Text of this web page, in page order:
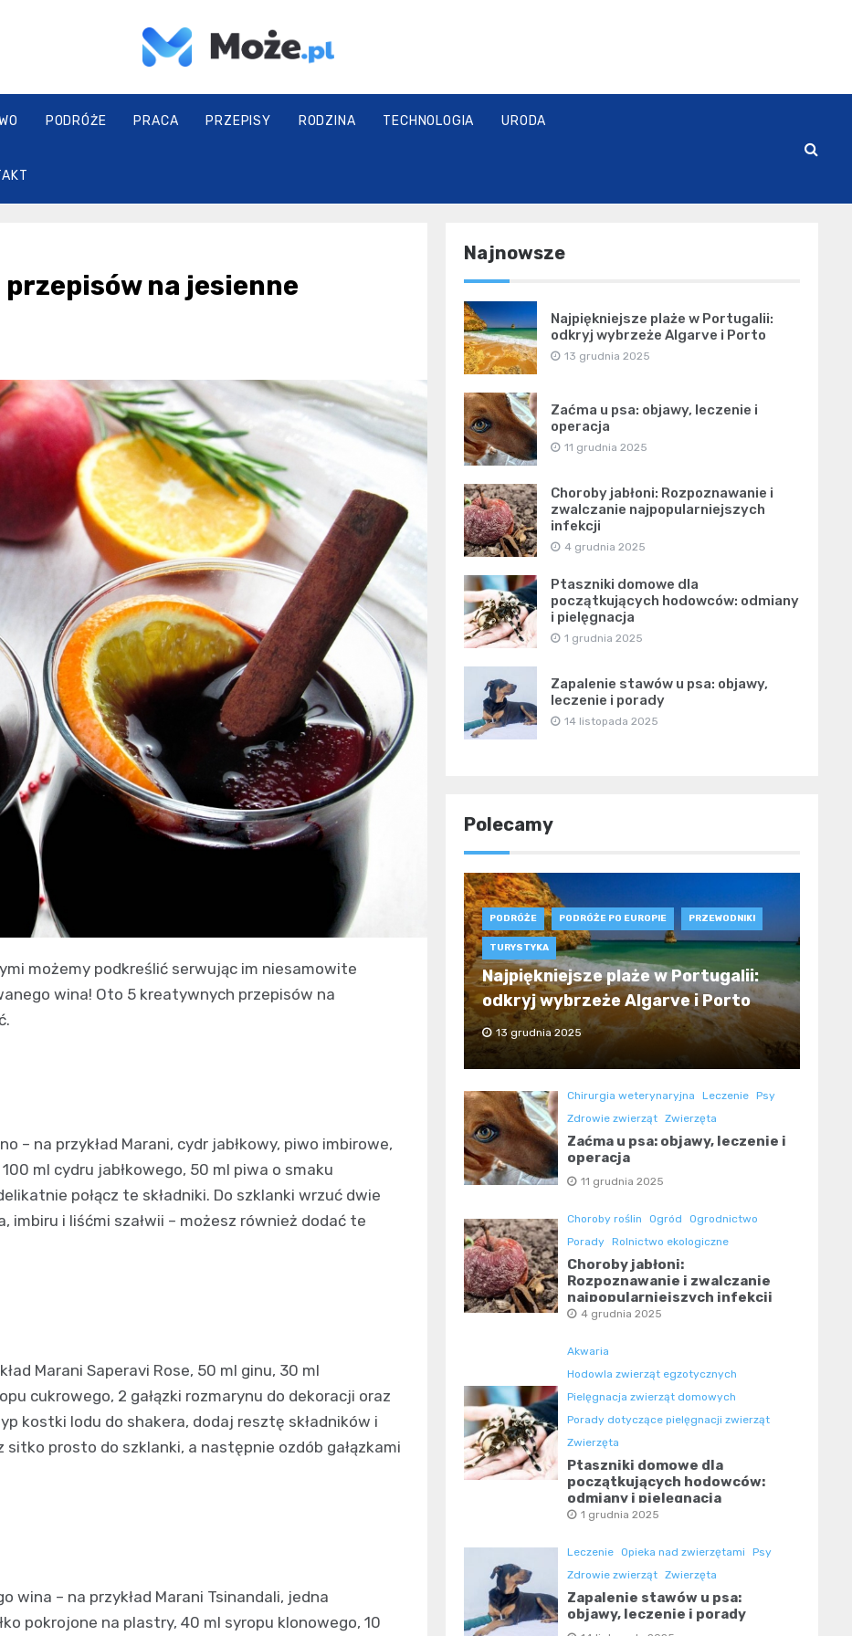
Może.pl
PODRÓŻE PRACA PRZEPISY RODZINA TECHNOLOGIA URODA
na jesienne
możemy podkreślić serwując im niesamowite
wina! Oto 5 kreatywnych przepisów na
– na przykład Marani, cydr jabłkowy, piwo imbirowe,
ml cydru jabłkowego, 50 ml piwa o smaku
połącz te składniki. Do szklanki wrzuć dwie
imbiru i liśćmi szałwii – możesz również dodać te
Marani Saperavi Rose, 50 ml ginu, 30 ml
cukrowego, 2 gałązki rozmarynu do dekoracji oraz
kostki lodu do shakera, dodaj resztę składników i
prosto do szklanki, a następnie ozdób gałązkami
wina – na przykład Marani Tsinandali, jedna
pokrojone na plastry, 40 ml syropu klonowego, 10
Najnowsze
Najpiękniejsze plaże w Portugalii:
odkryj wybrzeże Algarve i Porto
13 grudnia 2025
Zaćma u psa: objawy, leczenie i
operacja
11 grudnia 2025
Choroby jabłoni: Rozpoznawanie i
zwalczanie najpopularniejszych
infekcji
4 grudnia 2025
Ptaszniki domowe dla
początkujących hodowców: odmiany
i pielęgnacja
1 grudnia 2025
Zapalenie stawów u psa: objawy,
leczenie i porady
14 listopada 2025
Polecamy
PODRÓŻE PODRÓŻE PO EUROPIE PRZEWODNIKI
TURYSTYKA
Najpiękniejsze plaże w Portugalii:
odkryj wybrzeże Algarve i Porto
13 grudnia 2025
Chirurgia weterynaryjna Leczenie Psy
Zdrowie zwierząt Zwierzęta
Zaćma u psa: objawy, leczenie i
operacja
11 grudnia 2025
Choroby roślin Ogród
Ogrodnictwo
Porady Rolnictwo ekologiczne
Choroby jabłoni:
Rozpoznawanie i zwalczanie
najpopularniejszych infekcji
4 grudnia 2025
Akwaria
Hodowla zwierząt egzotycznych
Pielęgnacja zwierząt domowych
Porady dotyczące pielęgnacji zwierząt
Zwierzęta
Ptaszniki domowe dla
początkujących hodowców:
odmiany i pielęgnacja
1 grudnia 2025
Leczenie Opieka nad zwierzętami
Psy
Zdrowie zwierząt Zwierzęta
Zapalenie stawów u psa:
objawy, leczenie i porady